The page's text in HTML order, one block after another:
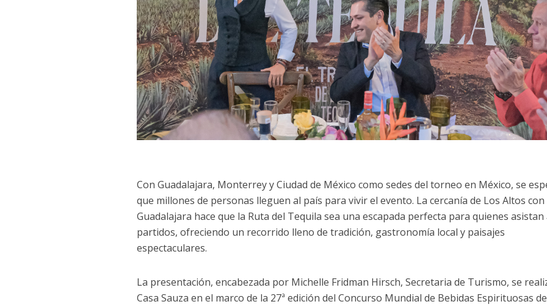
Con Guadalajara, Monterrey y Ciudad de México como sedes del torneo en México, se
que millones de personas lleguen al país para vivir el evento. La cercanía de Los Altos con
Guadalajara hace que la Ruta del Tequila sea una escapada perfecta para quienes asistan
partidos, ofreciendo un recorrido lleno de tradición, gastronomía local y paisajes
espectaculares.
La presentación, encabezada por Michelle Fridman Hirsch, Secretaria de Turismo, se
Casa Sauza en el marco de la 27ª edición del Concurso Mundial de Bebidas Espirituosas de